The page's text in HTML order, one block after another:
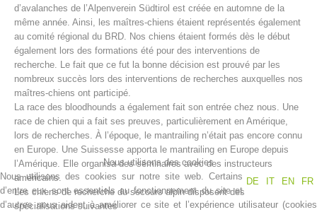
Centres de secours
d’avalanches de l’Alpenverein Südtirol est créée en automne de la
même année. Ainsi, les maîtres-chiens étaient représentés également
au comité régional du BRD. Nos chiens étaient formés dès le début
également lors des formations été pour des interventions de
recherche. Le fait que ce fut la bonne décision est prouvé par les
nombreux succès lors des interventions de recherches auxquelles nos
maîtres-chiens ont participé.
La race des bloodhounds a également fait son entrée chez nous. Une
race de chien qui a fait ses preuves, particulièrement en Amérique,
lors de recherches. À l’époque, le mantrailing n’était pas encore connu
en Europe. Une Suissesse apporta le mantrailing en Europe depuis
l’Amérique. Elle organisa des séminaires avec des instructeurs
américains.
Les chiens de recherche du secours alpin disposent des
spécialisations suivantes
Nous utilisons des cookies
DE
IT EN FR
Nous utilisons des cookies sur notre site web. Certains
d’entre eux sont essentiels au fonctionnement du site et
d’autres nous aident à améliorer ce site et l’expérience utilisateur (cookies